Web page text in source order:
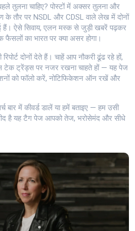
तुलना चाहिए? पोस्टों में अक्सर तुलना और
तौर पर NSDL और CDSL वाले लेख में दोनों
हैं। ऐसे सिवाय, एलन मस्क से जुड़ी खबरें पढ़कर
का भारत पर क्या असर होगा।
दोनों देते हैं। चाहें आप नौकरी ढूंढ रहे हों,
टेक ट्रेंड्स पर नजर रखना चाहते हों — यह पेज
को फॉलो करें, नोटिफिकेशन ऑन रखें और
बार में कीवर्ड डालें या हमें बताइए — हम उसी
है यह टैग पेज आपको तेज, भरोसेमंद और सीधे